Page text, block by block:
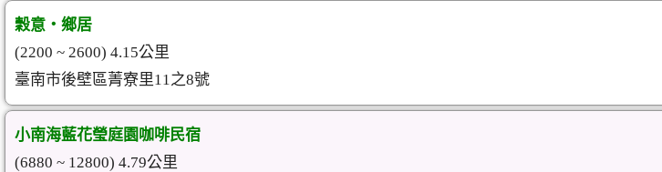
穀意‧鄉居
(2200 ~ 2600) 4.15公里
臺南市後壁區菁寮里11之8號
小南海藍花瑩庭園咖啡民宿
(6880 ~ 12800) 4.79公里